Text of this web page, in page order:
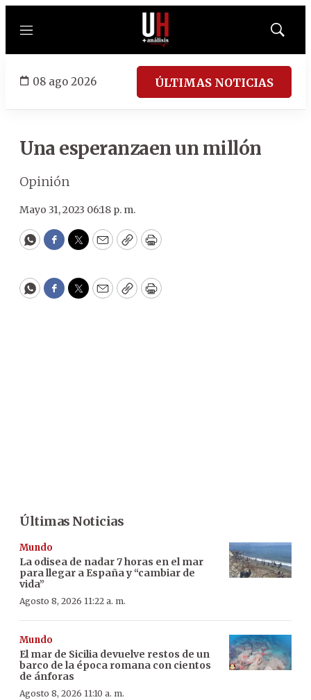
Menú
Mostrar
08 ago 2026 ÚLTIMAS NOTICIAS
Una esperanzaen un millón
Opinión
Mayo 31, 2023 06:18 p. m.
WhatsApp
Facebook
Twitter
EmailCopyPrint
WhatsApp
Facebook
Twitter
EmailCopyPrint
Últimas Noticias
Mundo
La odisea de nadar 7 horas en el mar
para llegar a España y “cambiar de
vida”
Agosto 8, 2026 11:22 a. m.
Mundo
El mar de Sicilia devuelve restos de un
barco de la época romana con cientos
de ánforas
Agosto 8, 2026 11:10 a. m.